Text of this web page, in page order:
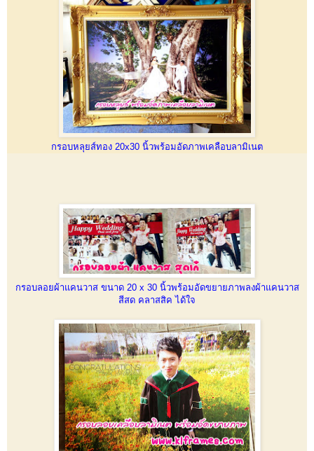
กรอบหลุยส์ทอง 20x30 นิ้วพร้อมอัดภาพเคลือบลามิเนต
กรอบลอยผ้าแคนวาส ขนาด 20 x 30 นิ้วพร้อมอัดขยายภาพลงผ้าแคนวาส
สีสด คลาสสิค ได้ใจ